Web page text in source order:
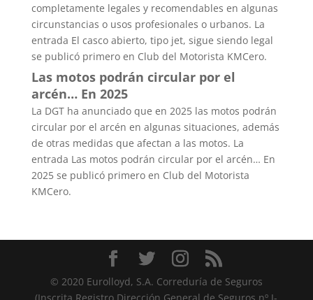
completamente legales y recomendables en algunas
circunstancias o usos profesionales o urbanos. La
entrada El casco abierto, tipo jet, sigue siendo legal
se publicó primero en Club del Motorista KMCero.
Las motos podrán circular por el
arcén… En 2025
La DGT ha anunciado que en 2025 las motos podrán
circular por el arcén en algunas situaciones, además
de otras medidas que afectan a las motos. La
entrada Las motos podrán circular por el arcén… En
2025 se publicó primero en Club del Motorista
KMCero.
© 2020 Eurolloyd, S.A. Correduría de Seguros
(Inscrita Registro Dirección General de Seguros nº J-